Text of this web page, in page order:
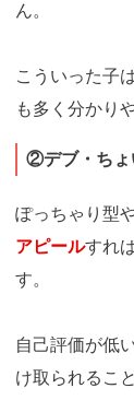
ん。
こういった子
も多く分かり
②デブ・ちょ
ぽっちゃり型
アピールすれ
す。
自己評価が低
け取られるこ